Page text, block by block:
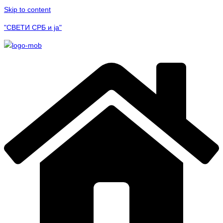
Skip to content
"СВЕТИ СРБ и ја"